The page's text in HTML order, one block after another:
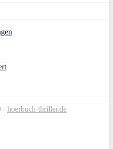
- hoerbuch-thriller.de